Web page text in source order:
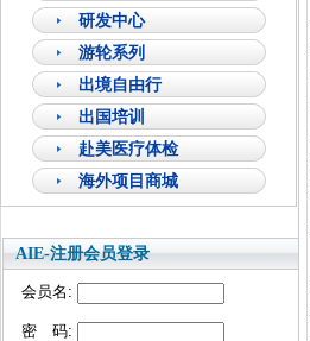
研发中心
游轮系列
出境自由行
出国培训
赴美医疗体检
海外项目商城
AIE-注册会员登录
会员名:
密 码: